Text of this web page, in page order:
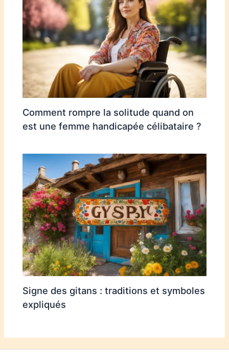
Comment rompre la solitude quand on
est une femme handicapée célibataire ?
Signe des gitans : traditions et symboles
expliqués